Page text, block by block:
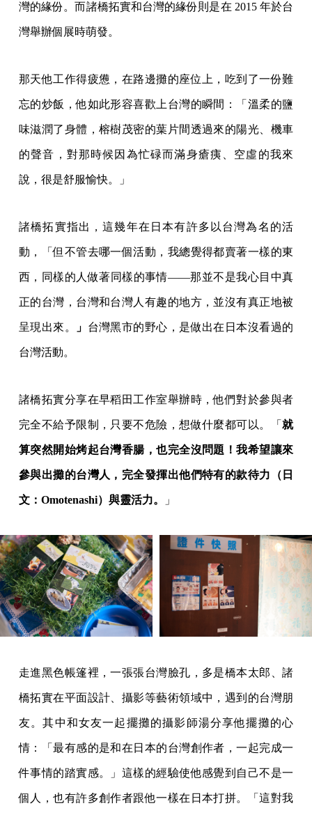
灣的緣份。而諸橋拓實和台灣的緣份則是在 2015 年於台
灣舉辦個展時萌發。
那天他工作得疲憊，在路邊攤的座位上，吃到了一份難
忘的炒飯，他如此形容喜歡上台灣的瞬間：「溫柔的鹽
味滋潤了身體，榕樹茂密的葉片間透過來的陽光、機車
的聲音，對那時候因為忙碌而滿身瘡痍、空虛的我來
說，很是舒服愉快。」
諸橋拓實指出，這幾年在日本有許多以台灣為名的活
動，「但不管去哪一個活動，我總覺得都賣著一樣的東
西，同樣的人做著同樣的事情——那並不是我心目中真
正的台灣，台灣和台灣人有趣的地方，並沒有真正地被
呈現出來。 」 台灣黑市的野心，是做出在日本沒看過的
台灣活動。
諸橋拓實分享在早稻田工作室舉辦時，他們對於參與者
完全不給予限制，只要不危險，想做什麼都可以。「 就
算突然開始烤起台灣香腸，也完全沒問題！我希望讓來
參與出攤的台灣人，完全發揮出他們特有的款待力（日
文：Omotenashi）與靈活力。 」
走進黑色帳篷裡，一張張台灣臉孔，多是橋本太郎、諸
橋拓實在平面設計、攝影等藝術領域中，遇到的台灣朋
友。其中和女友一起擺攤的攝影師湯分享他擺攤的心
情：「最有感的是和在日本的台灣創作者，一起完成一
件事情的踏實感。」這樣的經驗使他感覺到自己不是一
個人，也有許多創作者跟他一樣在日本打拼。「這對我